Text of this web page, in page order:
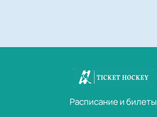
Расписание и билеты